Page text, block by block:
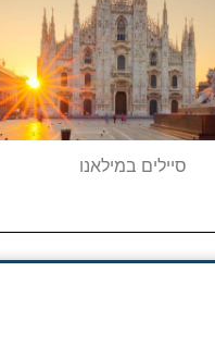
סיילים במילאנו